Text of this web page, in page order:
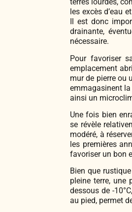
les excès d’eau
Il est donc
drainante,
nécessaire.
Pour favoriser
emplacement
mur de pierre ou
emmagasinent
ainsi un
Une fois bien
se révèle
modéré, à
les premières
favoriser un bon
Bien que
pleine terre, une
dessous de -
au pied, permet